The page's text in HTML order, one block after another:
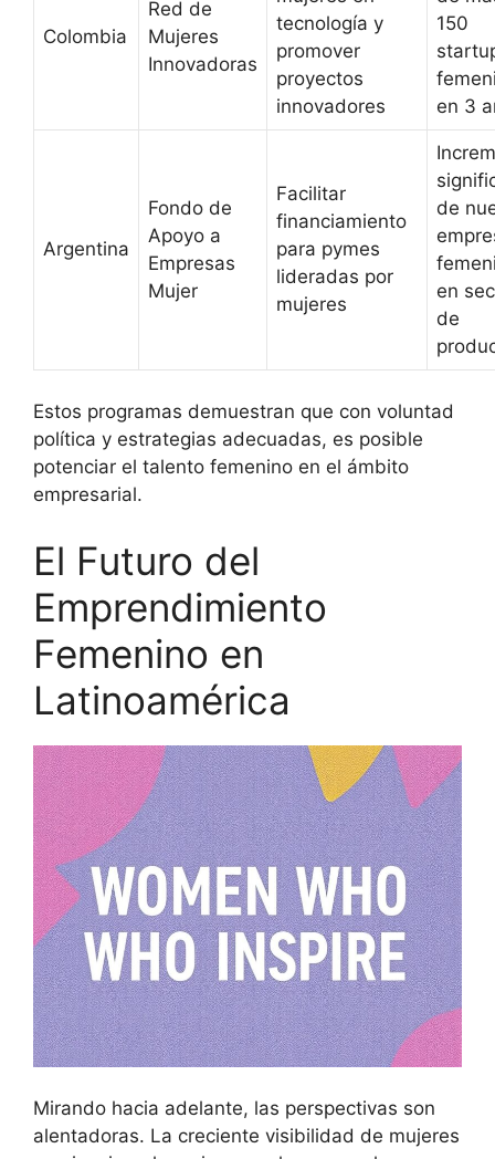
Colombia
Red de
Mujeres
Innovadoras
tecnología y
promover
proyectos
innovadores
150
en 3
Argentina
Fondo de
Apoyo a
Empresas
Mujer
Facilitar
financiamiento
para pymes
lideradas por
mujeres
de
en
de
Estos programas demuestran que con voluntad
política y estrategias adecuadas, es posible
potenciar el talento femenino en el ámbito
empresarial.
El Futuro del
Emprendimiento
Femenino en
Latinoamérica
Mirando hacia adelante, las perspectivas son
alentadoras. La creciente visibilidad de mujeres